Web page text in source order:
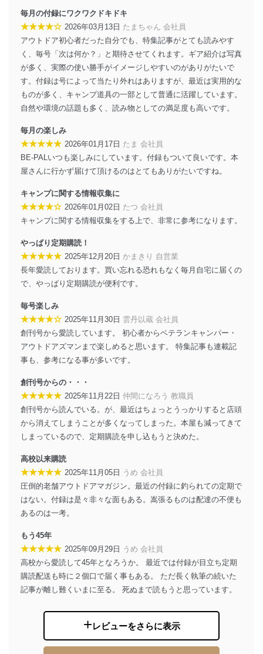
当社は、個人情報の正確性及び安全性を確保するため
に、下記セキュリティ対策をはじめとする安全対策を実
施し、個人情報の漏えい、滅失またはき損の防止及び是
正に努めます。
アクセス制御
個人データを取り扱うことのできる機器及び当該
機器を取り扱う従業者を明確化し、 個人データへ
の不要なアクセスを防止しています。
機器に標準装備されているユーザー制御機能（ユ
ーザーアカウント制御）により、個人情報データ
ベース等を取り扱う情報システムを使用する従業
者を識別・認証しています。
外部からの不正アクセス等の防止
個人データを取り扱う機器等のオペレーティング
システムを最新の状態に保持しています。
個人データを取り扱う機器等にセキュリティ対策
により、これを最新状態としています。
情報システムの使用に伴う漏洩等の防止
メール等により個人データの含まれるファイルを
送信する場合に、当該ファイルへのパスワードを
個人情報保護マネジメントシステムの継続的改善
当社は、内部監査及びマネジメントレビューの機会を通
じて、個人情報保護マネジメントシステムを継続的に改
善し、常に最良の状態を維持します。
苦情及び相談受付け窓口
貴殿の個人情報及び当社の個人情報保護マネジメントシ
ステムに関するご相談及び苦情については以下までご連
絡ください。
適切、かつ迅速に対応させていただきます。
株式会社富士山マガジンサービス 個人情報問い合わせ
係
TEL：0570-200-223
FAX：03-5459-7073
e-mail：
制定：2005年4月1日
株式会社富士山マガジンサービス
代表取締役会長 西野 伸一郎
個人情報の取扱いについて
当社は以下の個人情報保護管理者を設置し、個人情報保
護管理者の責任のもと、個人情報を取得・アクセス・利
毎月の付録にワクワクドキドキ
★★★★☆ 2026年03月13日 たまちゃん 会社員
アウトドア初心者だった自分でも、特集記事がとても読みやす
く、毎号「次は何か？」と期待させてくれます。ギア紹介は写真
が多く、実際の使い勝手がイメージしやすいのがありがたいで
す。付録は号によって当たり外れはありますが、最近は実用的な
ものが多く、キャンプ道具の一部として普通に活躍しています。
自然や環境の話題も多く、読み物としての満足度も高いです。
毎月の楽しみ
★★★★★ 2026年01月17日 たま 会社員
BE-PALいつも楽しみにしています。付録もついて良いです。本
屋さんに行かず届けて頂けるのはとてもありがたいですね。
キャンプに関する情報収集に
★★★★☆ 2026年01月02日 たつ 会社員
キャンプに関する情報収集をする上で、非常に参考になります。
やっぱり定期購読！
★★★★★ 2025年12月20日 かまきり 自営業
長年愛読しております。買い忘れる恐れもなく毎月自宅に届くの
で、やっぱり定期購読が便利です。
毎号楽しみ
★★★★☆ 2025年11月30日 雲丹以蔵 会社員
創刊号から愛読しています。 初心者からベテランキャンパー・
アウトドアズマンまで楽しめると思います。 特集記事も連載記
事も、参考になる事が多いです。
創刊号からの・・・
★★★★★ 2025年11月22日 仲間になろう 教職員
創刊号から読んでいる。が、最近はちょっとうっかりすると店頭
から消えてしまうことが多くなってしまった。本屋も減ってきて
しまっているので、定期購読を申し込もうと決めた。
高校以来購読
★★★★★ 2025年11月05日 うめ 会社員
圧倒的老舗アウトドアマガジン。最近の付録に釣られての定期で
はない。付録は是々非々な面もある。嵩張るものは配達の不便も
あるのは一考。
もう45年
★★★★★ 2025年09月29日 うめ 会社員
高校から愛読して45年となろうか。 最近では付録が目立ち定期
購読配送も時に２個口で届く事もある。 ただ長く執筆の続いた
記事が離し難くいまに至る。 死ぬまで読もうと思っています。
レビューをさらに表示